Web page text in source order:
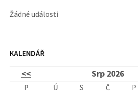
Žádné události
KALENDÁŘ
<< Srp 2026
P Ú S Č P